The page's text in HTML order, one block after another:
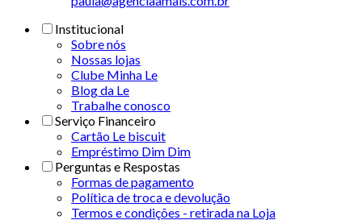
Institucional
Sobre nós
Nossas lojas
Clube Minha Le
Blog da Le
Trabalhe conosco
Serviço Financeiro
Cartão Le biscuit
Empréstimo Dim Dim
Perguntas e Respostas
Formas de pagamento
Política de troca e devolução
Termos e condições - retirada na Loja